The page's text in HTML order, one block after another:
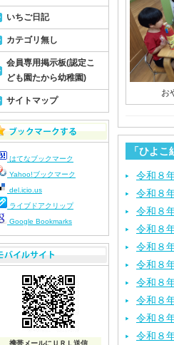
お
「ひよ
令和８
令和８
令和８
令和８
令和８
令和８
令和８
令和８
令和８
令和８
いちご日記
カテゴリ無し
会員専用掲示板(認定こ
ども園たから幼稚園)
サイトマップ
はてなブックマーク
Yahoo!ブックマーク
del.icio.us
ライブドアクリップ
Google Bookmarks
携帯メールにＵＲＬ送信